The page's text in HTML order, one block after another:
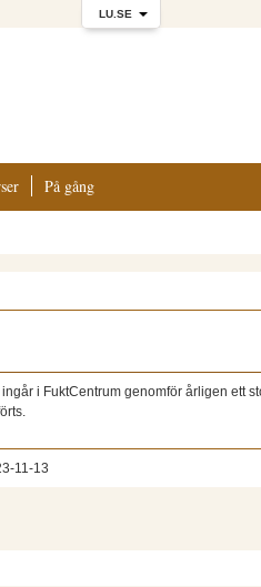
LU.SE
På gång
i FuktCentrum genomför årligen ett
11-13